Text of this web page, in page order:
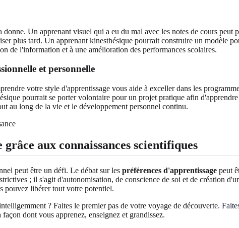
Un apprenant visuel qui a eu du mal avec les notes de cours peut
plus tard. Un apprenant kinesthésique pourrait construire un modèle
de l'information et à une amélioration des performances scolaires.
et personnelle
votre style d'apprentissage vous aide à exceller dans les
pourrait se porter volontaire pour un projet pratique afin
au long de la vie et le développement personnel continu.
aux connaissances scientifiques
peut être un défi. Le débat sur les préférences d'apprentissage peut
; il s'agit d'autonomisation, de conscience de soi et de création
pouvez libérer tout votre potentiel.
? Faites le premier pas de votre voyage de découverte.
dont vous apprenez, enseignez et grandissez.